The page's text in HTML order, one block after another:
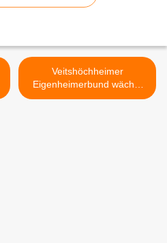
Veitshöchheimer
Eigenheimerbund wächst
und wächst - bereits 743